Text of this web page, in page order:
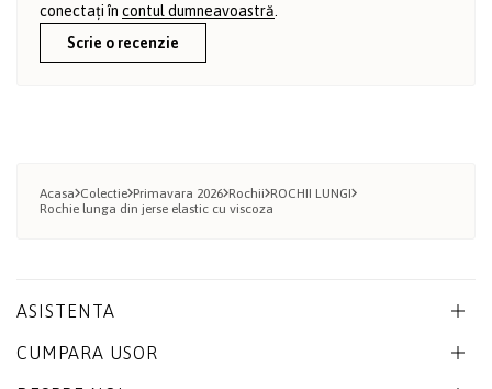
conectați în contul dumneavoastră
Scrie o recenzie
Acasa Colectie Primavara 2026 Rochii ROCHII LUNGI
Rochie lunga din jerse elastic cu viscoza
ASISTENTA
CUMPARA USOR